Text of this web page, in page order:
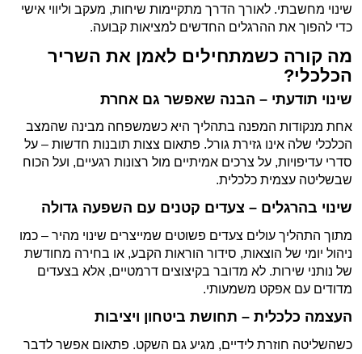
שינוי מחשבתי. לאורך הדרך מתקיימות שיחות, מעקב וליווי אישי
כדי להפוך את ההרגלים החדשים למציאות קבועה.
מה קורה כשמתחילים לאמן את השריר
הכלכלי?
שינוי תודעתי – הבנה שאפשר גם אחרת
אחת מנקודות המפנה בתהליך היא כשמשפחה מבינה שהמצב
הכלכלי שלה אינו גזירת גורל. פתאום צצות תובנות חדשות – על
סדרי עדיפויות, על צרכים אמיתיים מול רצונות רגעיים, ועל הכוח
שבשליטה עצמית כלכלית.
שינוי בהרגלים – צעדים קטנים עם השפעה גדולה
מתוך התהליך עולים צעדים פשוטים שמייצרים שינוי מהיר – כמו
ניהול יומי של הוצאות, סידור הוראות הקבע, או בחירה מחודשת
של נותני שירות. לא מדובר בקיצוצים דרמטיים, אלא בצעדים
מדודים עם אפקט משמעותי.
העצמה כלכלית – תחושת ביטחון ויציבות
כשהשליטה חוזרת לידיים, מגיע גם השקט. פתאום אפשר לדבר